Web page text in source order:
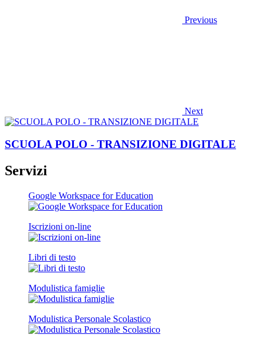
Previous
Next
SCUOLA POLO - TRANSIZIONE DIGITALE
Servizi
Google Workspace for Education
Iscrizioni on-line
Libri di testo
Modulistica famiglie
Modulistica Personale Scolastico